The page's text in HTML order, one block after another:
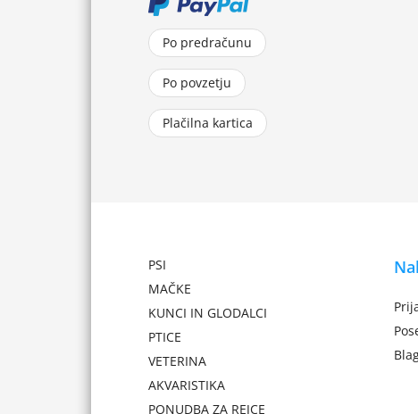
Po predračunu
Po povzetju
Plačilna kartica
PSI
MAČKE
KUNCI IN GLODALCI
PTICE
VETERINA
AKVARISTIKA
PONUDBA ZA REJCE